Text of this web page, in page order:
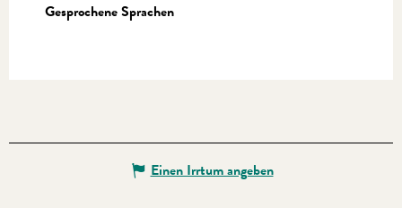
Gesprochene Sprachen
Gesprochene Sprachen
Einen Irrtum angeben